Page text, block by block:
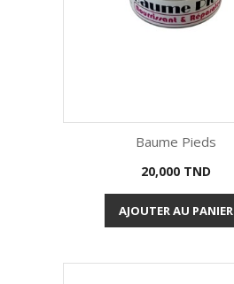
Aperçu rapide
Baume Pieds
Prix
20,000 TND
AJOUTER AU PANIER